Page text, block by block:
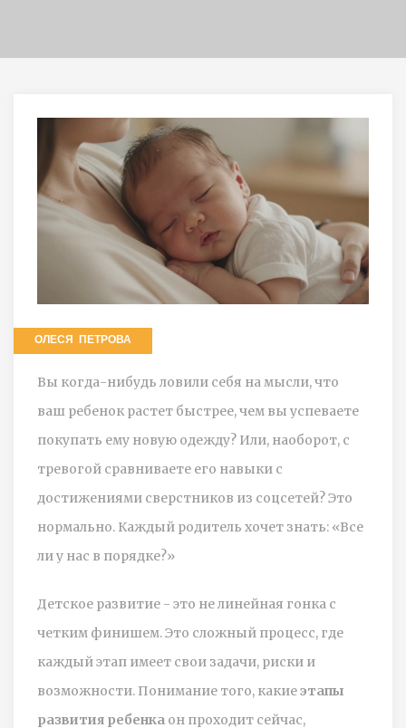
ОЛЕСЯ ПЕТРОВА
Вы когда-нибудь ловили себя на мысли, что
ваш ребенок растет быстрее, чем вы успеваете
покупать ему новую одежду? Или, наоборот, с
тревогой сравниваете его навыки с
достижениями сверстников из соцсетей? Это
нормально. Каждый родитель хочет знать: «Все
ли у нас в порядке?»
Детское развитие - это не линейная гонка с
четким финишем. Это сложный процесс, где
каждый этап имеет свои задачи, риски и
возможности. Понимание того, какиеэтапы
развития ребенка он проходит сейчас,